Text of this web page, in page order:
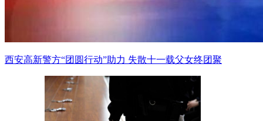
西安高新警方“团圆行动”助力 失散十一载父女终团聚